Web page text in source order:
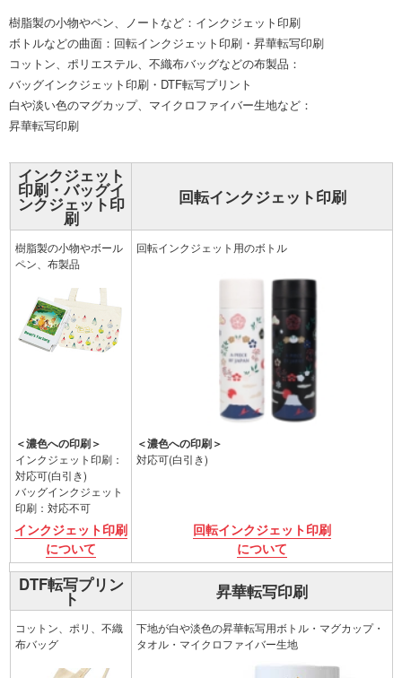
樹脂製の小物やペン、ノートなど：インクジェット印刷
ボトルなどの曲面：回転インクジェット印刷・昇華転写印刷
コットン、ポリエステル、不織布バッグなどの布製品：
バッグインクジェット印刷・DTF転写プリント
白や淡い色のマグカップ、マイクロファイバー生地など：
昇華転写印刷
印刷方法
インクジェット
印刷・バッグイ
ンクジェット印
刷
回転インクジェット印刷
印刷範囲
樹脂製の小物やボール
ペン、布製品
回転インクジェット用のボトル
濃色への印刷
＜濃色への印刷＞
インクジェット印刷：
対応可(白引き)
バッグインクジェット
印刷：対応不可
＜濃色への印刷＞
対応可(白引き)
詳細
インクジェット印刷
について
回転インクジェット印刷
について
印刷方法
DTF転写プリン
ト 昇華転写印刷
印刷範囲
コットン、ポリ、不織
布バッグ
下地が白や淡色の昇華転写用ボトル・マグカップ・
タオル・マイクロファイバー生地